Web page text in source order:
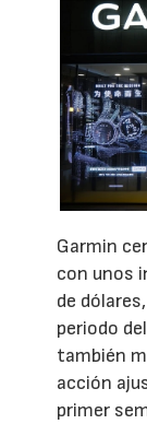
Garmin
con unos
de
periodo
también
acción
primer